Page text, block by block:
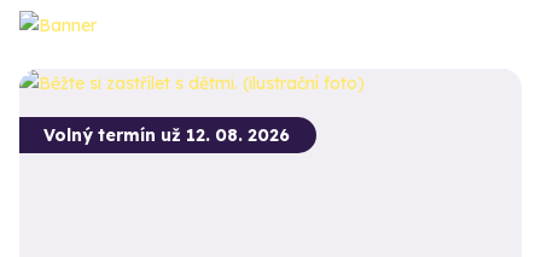
Volný termín už 12. 08. 2026